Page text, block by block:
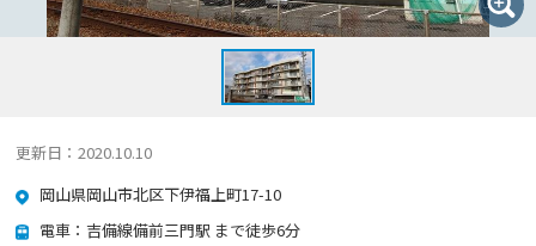
更新日：2020.10.10
岡山県岡山市北区下伊福上町17-10
電車：吉備線備前三門駅 まで徒歩6分